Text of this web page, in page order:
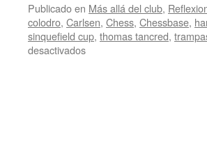
Publicado en Más allá del club,
colodro, Carlsen, Chess, Chessbase,
sinquefield cup, thomas tancred,
desactivadosen